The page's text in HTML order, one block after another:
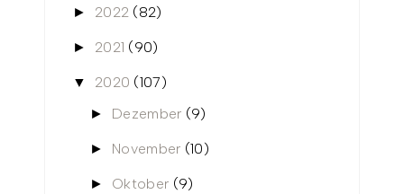
► 2022 (82)
► 2021 (90)
▼ 2020 (107)
► Dezember (9)
► November (10)
► Oktober (9)